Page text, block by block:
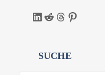
LinkedIn Reddit Threads Pinterest
SUCHE